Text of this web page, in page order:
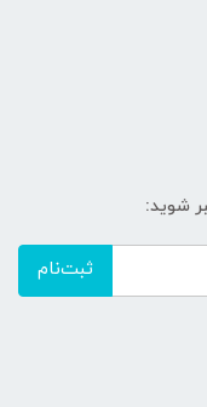
شوید:
ثبت‌نام